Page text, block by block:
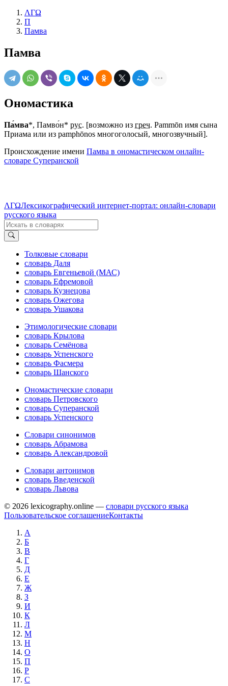
ΛΓΩ
П
Памва
Памва
Ономастика
Па́мва*, Памво́н* рус. [возможно из греч. Pammōn имя сына
Приама или из pamphōnos многоголосый, многозвучный].
Происхождение имени Памва в ономастическом онлайн-
словаре Суперанской
ΛΓΩЛексикографический интернет-портал: онлайн-словари
русского языка
Толковые словари
словарь Даля
словарь Евгеньевой (МАС)
словарь Ефремовой
словарь Кузнецова
словарь Ожегова
словарь Ушакова
Этимологические словари
словарь Крылова
словарь Семёнова
словарь Успенского
словарь Фасмера
словарь Шанского
Ономастические словари
словарь Петровского
словарь Суперанской
словарь Успенского
Словари синонимов
словарь Абрамова
словарь Александровой
Словари антонимов
словарь Введенской
словарь Львова
© 2026 lexicography.online — словари русского языка
Пользовательское соглашениеКонтакты
А
Б
В
Г
Д
Е
Ж
З
И
К
Л
М
Н
О
П
Р
С